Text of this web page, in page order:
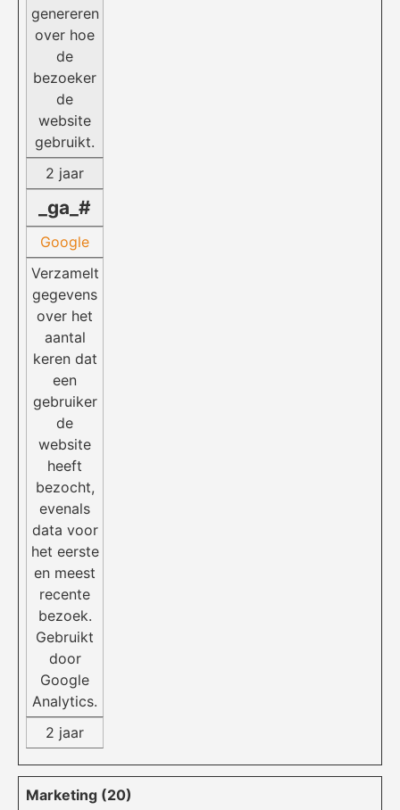
genereren
over hoe
de
bezoeker
de
website
gebruikt.
2 jaar
_ga_#
Google
Verzamelt
gegevens
over het
aantal
keren dat
een
gebruiker
de
website
heeft
bezocht,
evenals
data voor
het eerste
en meest
recente
bezoek.
Gebruikt
door
Google
Analytics.
2 jaar
Marketing (20)